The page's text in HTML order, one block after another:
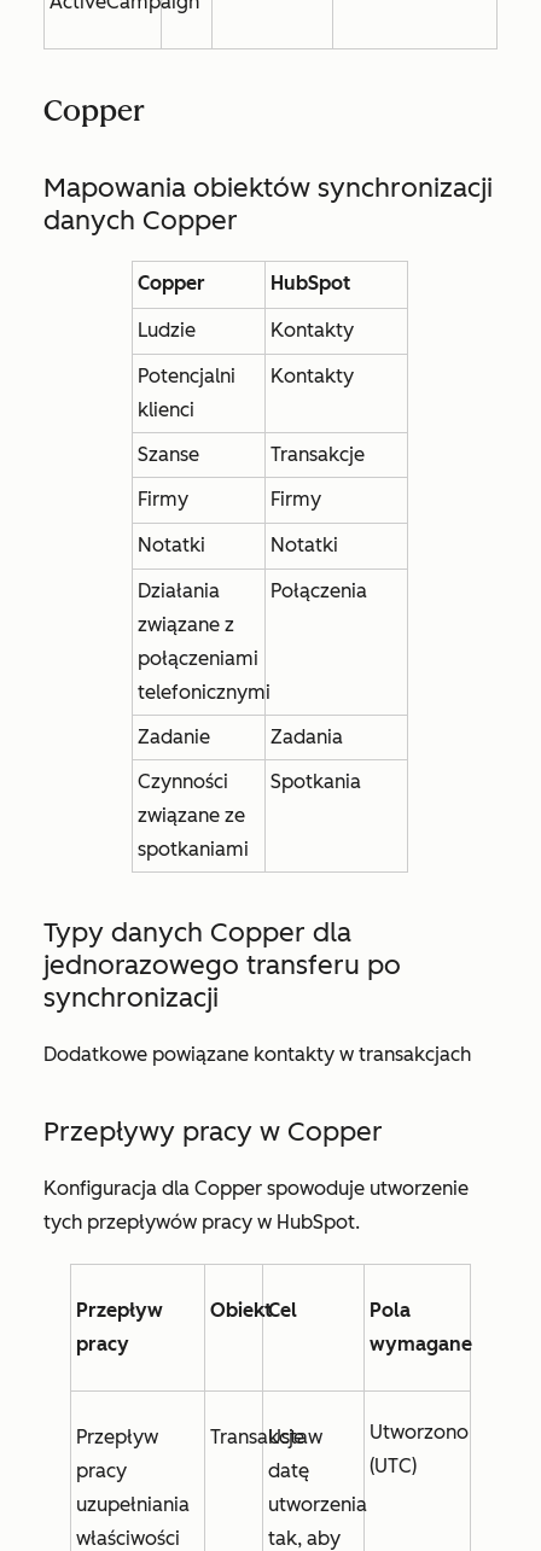
Copper
Mapowania obiektów synchronizacji
danych Copper
Copper HubSpot
Ludzie
Kontakty
Potencjalni
klienci
Kontakty
Szanse
Transakcje
Firmy
Firmy
Notatki
Notatki
Działania
związane z
połączeniami
telefonicznymi
Połączenia
Zadanie
Zadania
Czynności
związane ze
spotkaniami
Spotkania
Typy danych Copper dla
jednorazowego transferu po
synchronizacji
Dodatkowe powiązane kontakty w transakcjach
Przepływy pracy w Copper
Konfiguracja dla Copper spowoduje utworzenie
tych przepływów pracy w HubSpot.
Przepływ
pracy
ObiektCel
Pola
wymagane
Przepływ
pracy
uzupełniania
właściwości
Transakcje
Ustaw
datę
utworzenia
tak, aby
Utworzono
(UTC)